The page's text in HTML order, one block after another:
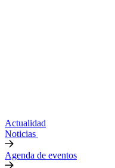
Actualidad
Noticias
Agenda de eventos